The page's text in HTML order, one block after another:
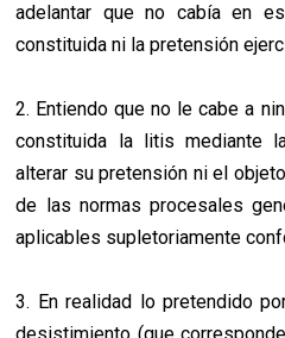
adelantar que no cabía en
constituida ni la pretensión
2. Entiendo que no le cabe a
constituida la litis mediante
alterar su pretensión ni el
de las normas procesales
aplicables supletoriamente
3. En realidad lo pretendido